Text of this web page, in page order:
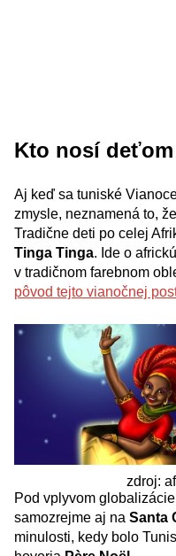
Kto nosí
Aj keď sa tuniské
zmysle, neznamená to,
Tradične deti po celej
Tinga Tinga. Ide o
v tradičnom farebnom
pôvod tejto vianočnej
zdroj:
Pod vplyvom
samozrejme aj na Santa
minulosti, kedy bolo